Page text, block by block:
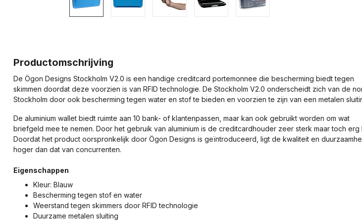
Productomschrijving
De Ögon Designs Stockholm V2.0 is een handige creditcard portemonnee die bescherming biedt tegen
skimmen doordat deze voorzien is van RFID technologie. De Stockholm V2.0 onderscheidt zich van de
Stockholm door ook bescherming tegen water en stof te bieden en voorzien te zijn van een metalen
De aluminium wallet biedt ruimte aan 10 bank- of klantenpassen, maar kan ook gebruikt worden om wat
briefgeld mee te nemen. Door het gebruik van aluminium is de creditcardhouder zeer sterk maar toch erg
Doordat het product oorspronkelijk door Ögon Designs is geïntroduceerd, ligt de kwaliteit en
hoger dan dat van concurrenten.
Eigenschappen
Kleur: Blauw
Bescherming tegen stof en water
Weerstand tegen skimmers door RFID technologie
Duurzame metalen sluiting